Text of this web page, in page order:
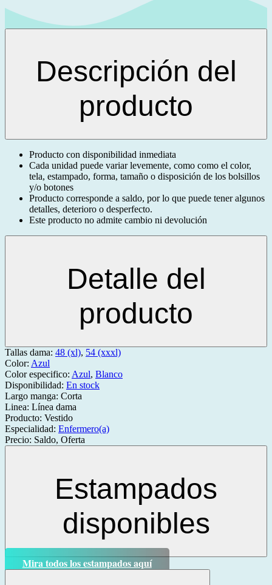
Descripción del
producto
Producto con disponibilidad inmediata
Cada unidad puede variar levemente, como como el color,
tela, estampado, forma, tamaño o disposición de los bolsillos
y/o botones
Producto corresponde a saldo, por lo que puede tener algunos
detalles, deterioro o desperfecto.
Este producto no admite cambio ni devolución
Detalle del
producto
Tallas dama: 48 (xl), 54 (xxxl)
Color: Azul
Color especifico: Azul, Blanco
Disponibilidad: En stock
Largo manga: Corta
Linea: Línea dama
Producto: Vestido
Especialidad: Enfermero(a)
Precio: Saldo, Oferta
Estampados
disponibles
Mira todos los estampados aquí